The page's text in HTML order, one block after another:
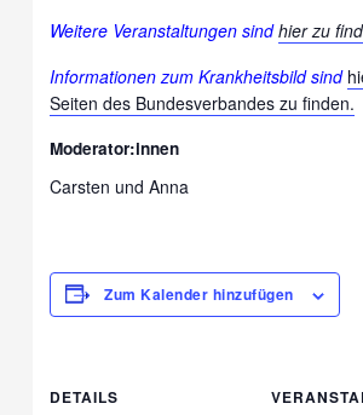
Weitere Veranstaltungen sindhier zu
Informationen zum Krankheitsbild sind
Seiten des Bundesverbandes zu finden.
Moderator:innen
Carsten und Anna
Zum Kalender hinzufügen
DETAILS